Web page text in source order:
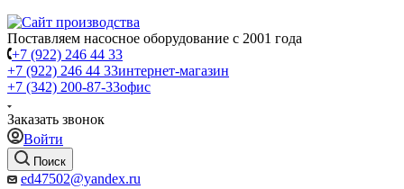
Поставляем насосное оборудование с 2001 года
+7 (922) 246 44 33
+7 (922) 246 44 33интернет-магазин
+7 (342) 200-87-33офис
Заказать звонок
Войти
Поиск
ed47502@yandex.ru